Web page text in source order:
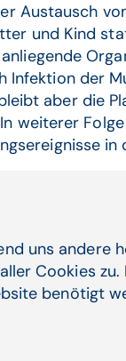
Austausch
und Kind
Infektion der
aber die
weiterer
in
für
im Fall
uns andere
Cookies zu.
benötigt